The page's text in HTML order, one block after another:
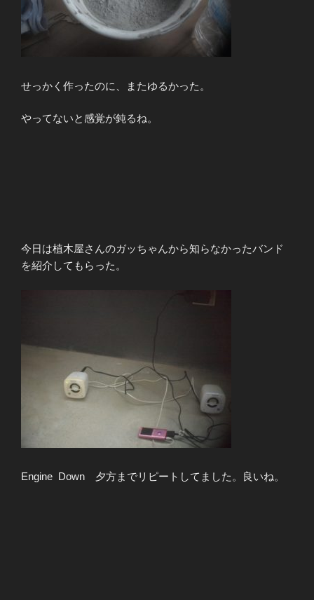
せっかく作ったのに、またゆるかった。
やってないと感覚が鈍るね。
今日は植木屋さんのガッちゃんから知らなかったバンド
を紹介してもらった。
Engine Down 夕方までリピートしてました。良いね。